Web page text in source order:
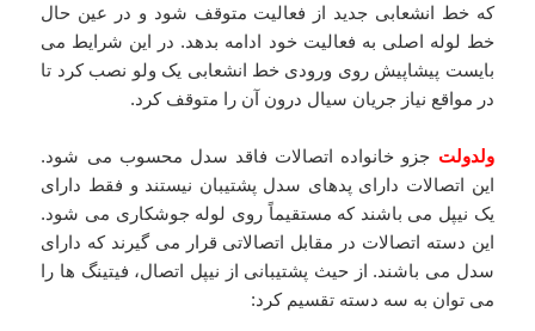
که خط انشعابی جدید از فعالیت متوقف شود و در عین حال
خط لوله اصلی به فعالیت خود ادامه بدهد. در این شرایط می
بایست پیشاپیش روی ورودی خط انشعابی یک ولو نصب کرد تا
در مواقع نیاز جریان سیال درون آن را متوقف کرد.
ولدولت جزو خانواده اتصالات فاقد سدل محسوب می شود.
این اتصالات دارای پدهای سدل پشتیبان نیستند و فقط دارای
یک نیپل می باشند که مستقیماً روی لوله جوشکاری می شود.
این دسته اتصالات در مقابل اتصالاتی قرار می گیرند که دارای
سدل می باشند. از حیث پشتیبانی از نیپل اتصال، فیتینگ ها را
می توان به سه دسته تقسیم کرد: